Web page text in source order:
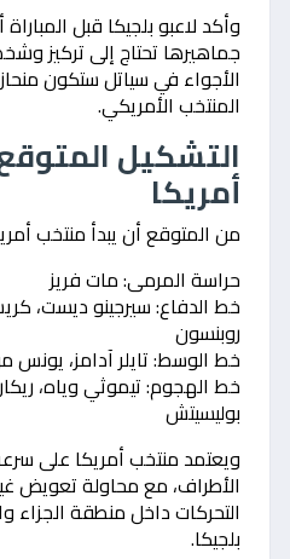
وأكد لاعبو بلجيكا قبل
جماهيرها تحتاج إلى تركيز
الأجواء في سياتل ستكون
المنتخب الأمريكي.
التشكيل
أمريكا
من المتوقع أن يبدأ منتخب
حراسة المرمى: مات فريز
خط الدفاع: سيرجينو ديست،
روبنسون
خط الوسط: تايلر آدامز،
خط الهجوم: تيموثي وياه،
بوليسيتش
ويعتمد منتخب أمريكا على
الأطراف، مع محاولة تعويض
التحركات داخل منطقة الجزاء
بلجيكا.